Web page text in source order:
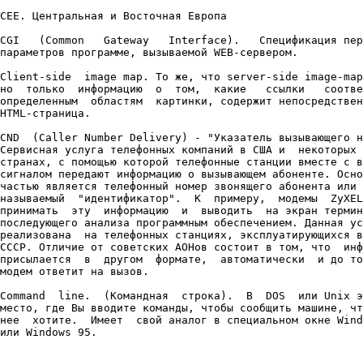
CEE. Центральная и Восточная Европа
CGI   (Common   Gateway   Interface).   Спецификация
параметров программе, вызываемой WEB-сервером.
Client-side  image map. То же, что server-side image-
но  только  информацию  о  том,  какие   ссылки
определенным  областям  картинки, содержит
HTML-страница.
CND  (Caller Number Delivery) - "Указатель вызывающего
Сервисная услуга телефонных компаний в США и  некоторых
странах, с помощью которой телефонные станции вместе с
сигналом передают информацию о вызывающем абоненте.
частью является телефонный номер звонящего абонента или
называемый  "идентификатор".  К  примеру,  модемы
принимать  эту  информацию  и  выводить  на экран
последующего анализа программным обеспечением. Данная
реализована  на телефонных станциях, эксплуатирующихся
СССР. Отличие от советских АОНов состоит в том, что
присылается  в  другом  формате,  автоматически  и до
модем ответит на вызов.
Command  line.  (Командная  строка).  В  DOS  или Unix
место, где Вы вводите команды, чтобы сообщить машине,
нее  хотите.  Имеет  свой аналог в специальном окне
или Windows 95.